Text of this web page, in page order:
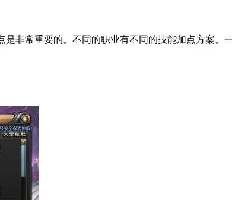
是非常重要的。不同的职业有不同的技能加点方案。